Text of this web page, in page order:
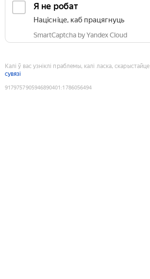
Я не робат
Націсніце, каб працягнуць
SmartCaptcha by Yandex Cloud
Калі ў вас узніклі праблемы, калі ласка, скарыстайце
сувязі
9179757905946890401 :1786056494